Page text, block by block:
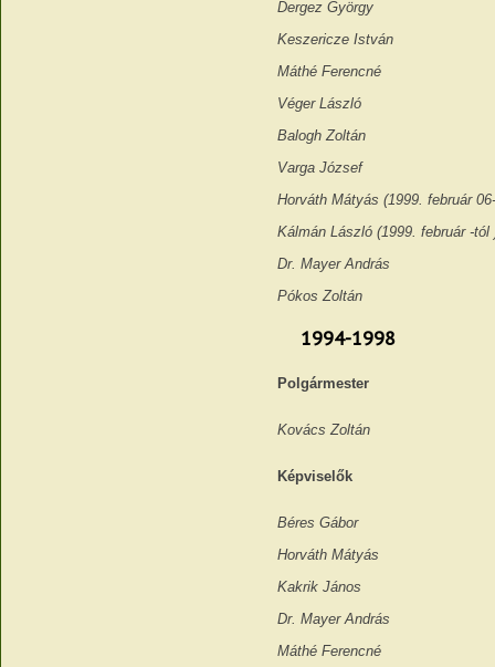
Dergez György
Keszericze István
Máthé Ferencné
Véger László
Balogh Zoltán
Varga József
Horváth Mátyás (1999. február
Kálmán László (1999. február -tól
Dr. Mayer András
Pókos Zoltán
1994-1998
Polgármester
Kovács Zoltán
Képviselők
Béres Gábor
Horváth Mátyás
Kakrik János
Dr. Mayer András
Máthé Ferencné